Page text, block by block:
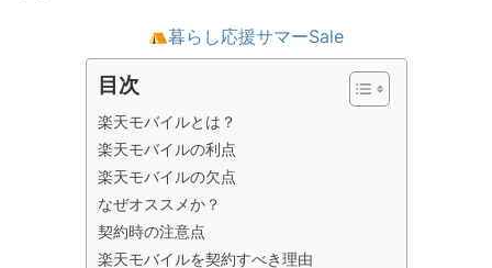
暮らし応援サマーSale
目次
楽天モバイルとは？
楽天モバイルの利点
楽天モバイルの欠点
なぜオススメか？
契約時の注意点
楽天モバイルを契約すべき理由